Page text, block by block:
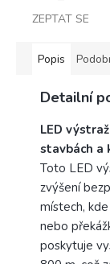
ZEPTAT SE
Popis
Detailní
LED
stavbách a
Toto LED
zvýšení
místech,
nebo
poskytuje